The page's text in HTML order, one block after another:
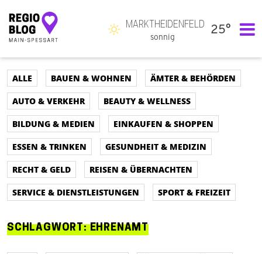
Hauptnavigation
MARKTHEIDENFELD
sonnig
25°
ALLE BAUEN & WOHNEN
ÄMTER & BEHÖRDEN
AUTO & VERKEHR
BEAUTY & WELLNESS
BILDUNG & MEDIEN
EINKAUFEN & SHOPPEN
ESSEN & TRINKEN
GESUNDHEIT & MEDIZIN
RECHT & GELD
REISEN & ÜBERNACHTEN
SERVICE & DIENSTLEISTUNGEN
SPORT & FREIZEIT
SCHLAGWORT:EHRENAMT